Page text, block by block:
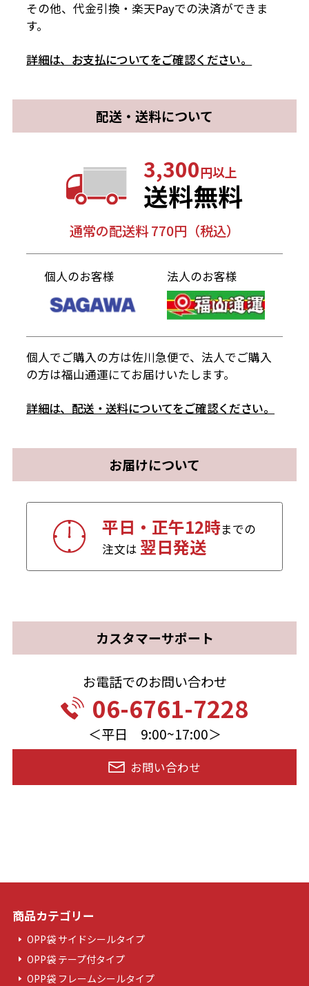
その他、代金引換・楽天Payでの決済ができま
す。
詳細は、お支払についてをご確認ください。
配送・送料について
3,300円以上
送料無料
通常の配送料 770円（税込）
個人のお客様 法人のお客様
個人でご購入の方は佐川急便で、法人でご購入
の方は福山通運にてお届けいたします。
詳細は、配送・送料についてをご確認ください。
お届けについて
平日・正午12時までの
注文は 翌日発送
カスタマーサポート
お電話でのお問い合わせ
06-6761-7228
＜平日 9:00~17:00＞
お問い合わせ
商品カテゴリー
OPP袋 サイドシールタイプ
OPP袋 テープ付タイプ
OPP袋 フレームシールタイプ